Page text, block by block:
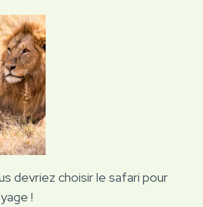
devriez choisir le safari pour
!